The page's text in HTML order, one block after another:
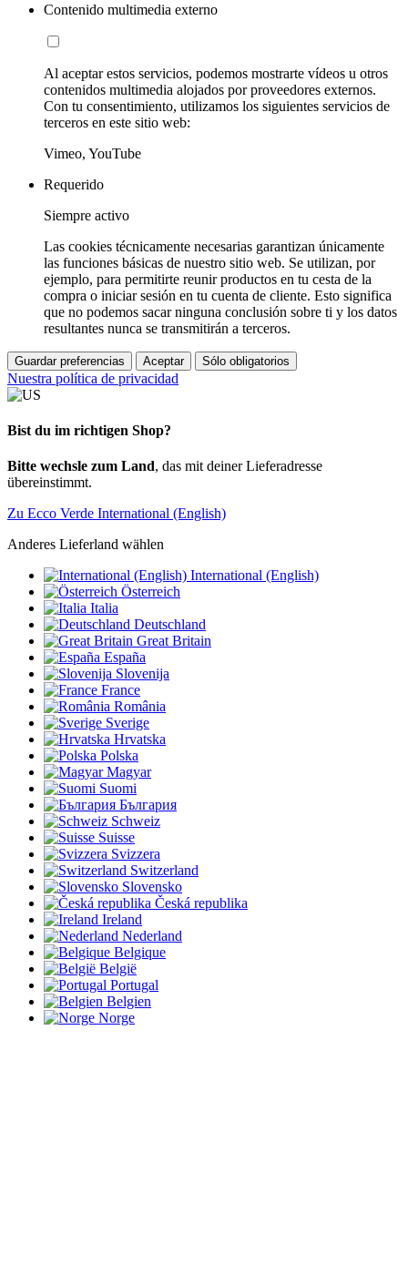
Contenido multimedia externo
Al aceptar estos servicios, podemos mostrarte vídeos u otros
contenidos multimedia alojados por proveedores externos.
Con tu consentimiento, utilizamos los siguientes servicios de
terceros en este sitio web:
Vimeo, YouTube
Requerido
Siempre activo
Las cookies técnicamente necesarias garantizan únicamente
las funciones básicas de nuestro sitio web. Se utilizan, por
ejemplo, para permitirte reunir productos en tu cesta de la
compra o iniciar sesión en tu cuenta de cliente. Esto significa
que no podemos sacar ninguna conclusión sobre ti y los datos
resultantes nunca se transmitirán a terceros.
Guardar preferencias Aceptar Sólo obligatorios
Nuestra política de privacidad
Bist du im richtigen Shop?
Bitte wechsle zum Land, das mit deiner Lieferadresse
übereinstimmt.
Zu Ecco Verde International (English)
Anderes Lieferland wählen
International (English)
Österreich
Italia
Deutschland
Great Britain
España
Slovenija
France
România
Sverige
Hrvatska
Polska
Magyar
Suomi
България
Schweiz
Suisse
Svizzera
Switzerland
Slovensko
Česká republika
Ireland
Nederland
Belgique
België
Portugal
Belgien
Norge